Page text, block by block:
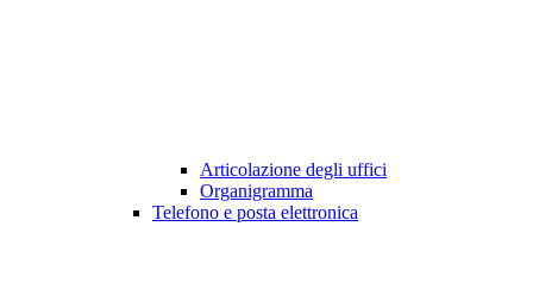
Articolazione degli uffici
Organigramma
Telefono e posta elettronica